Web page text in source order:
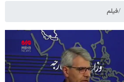
فیلم